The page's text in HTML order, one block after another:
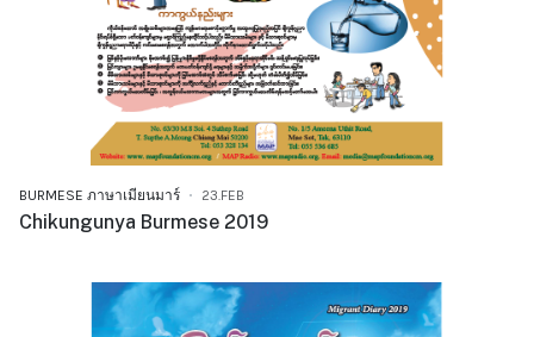
BURMESE ภาษาเมียนมาร์ 23.FEB
Chikungunya Burmese 2019